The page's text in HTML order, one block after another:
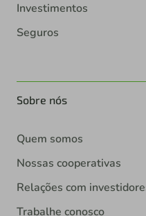
Investimentos
Seguros
Sobre nós
Quem somos
Nossas cooperativas
Relações com
Trabalhe conosco